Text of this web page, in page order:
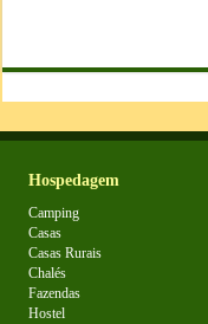
Hospedagem
Camping
Casas
Casas Rurais
Chalés
Fazendas
Hostel